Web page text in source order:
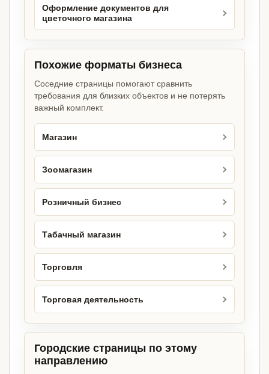
Оформление документов для
цветочного магазина
Похожие форматы бизнеса
Соседние страницы помогают сравнить
требования для близких объектов и не потерять
важный комплект.
Магазин
Зоомагазин
Розничный бизнес
Табачный магазин
Торговля
Торговая деятельность
Городские страницы по этому
направлению